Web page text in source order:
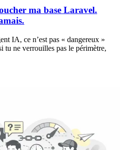
ma base Laravel.
IA, ce n’est pas « dangereux »
tu ne verrouilles pas le périmètre,